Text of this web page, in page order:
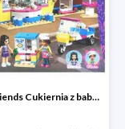
LEGO - Friends Cukiernia z babeczkami Olivii w super cenie